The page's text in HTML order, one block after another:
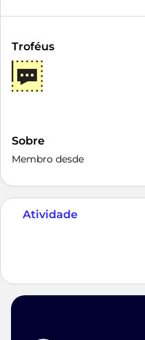
Troféus
Sobre
Membro desde
Atividade